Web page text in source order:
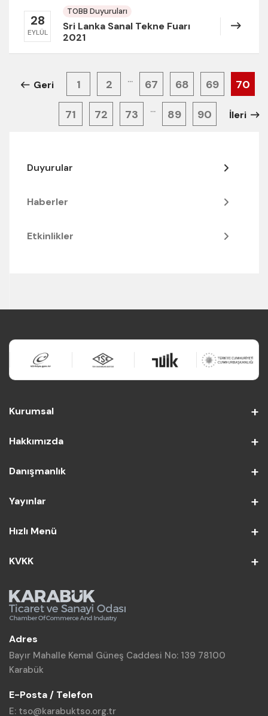
Duyurular
Haberler
Etkinlikler
28
EYLÜL
TOBB Duyuruları
Sri Lanka Sanal Tekne Fuarı
2021
Geri 1 2 ... 67 68 69 70
71 72 73 ... 89 90 İleri
Kurumsal
Hakkımızda
Danışmanlık
Yayınlar
Hızlı Menü
KVKK
Adres
Bayır Mahalle Kemal Güneş Caddesi No: 139 78100
Karabük
E-Posta / Telefon
E: tso@karabuktso.org.tr